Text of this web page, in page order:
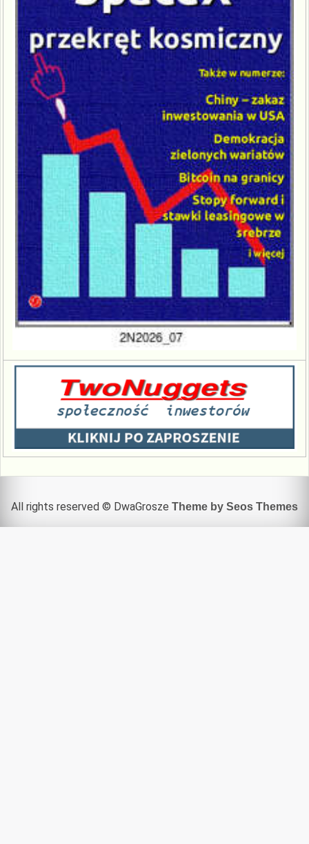
All rights reserved © DwaGrosze Theme by Seos Themes